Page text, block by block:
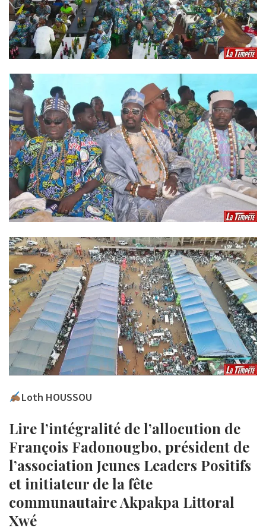
Loth HOUSSOU
Lire l’intégralité de l’allocution de
François Fadonougbo, président de
l’association Jeunes Leaders Positifs
et initiateur de la fête
communautaire Akpakpa Littoral
Xwé